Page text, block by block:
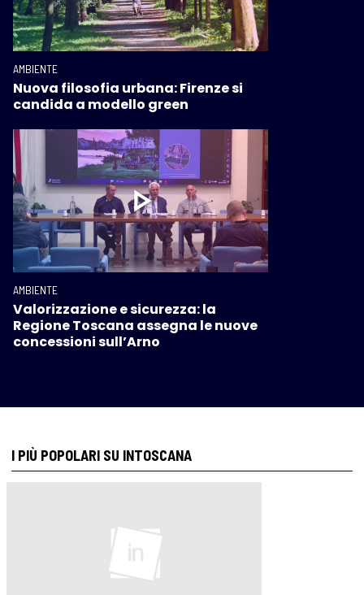
AMBIENTE
Nuova filosofia urbana: Firenze si
candida a modello green
AMBIENTE
Valorizzazione e sicurezza: la
Regione Toscana assegna le nuove
concessioni sull’Arno
I PIÙ POPOLARI SU INTOSCANA